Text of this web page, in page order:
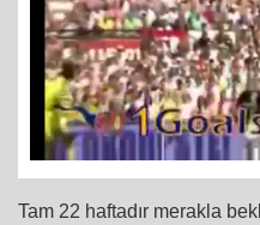
Tam 22 haftadır merakla